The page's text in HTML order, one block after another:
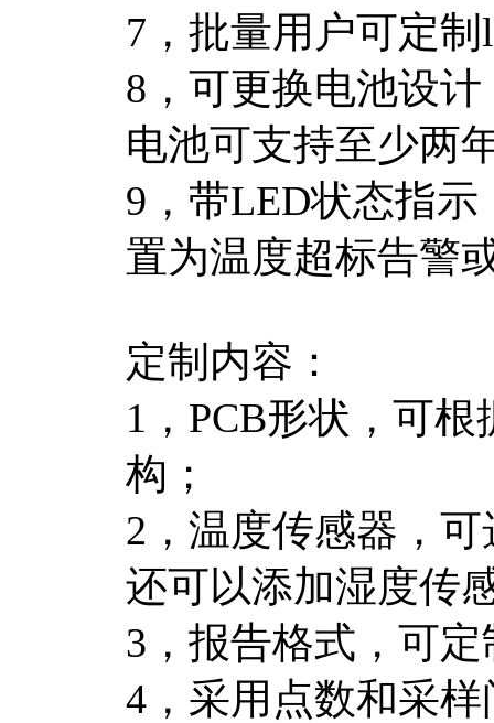
7，批量用户可定
8，可更换电池设
电池可支持至少两
9，带LED状态指
置为温度超标告警
定制内容：
1，PCB形状，可
构；
2，温度传感器，
还可以添加湿度传
3，报告格式，可
4，采用点数和采样